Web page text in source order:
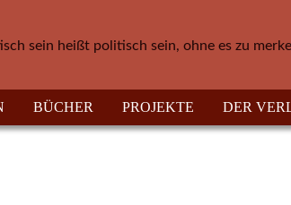
sein heißt politisch sein, ohne es zu
BÜCHER PROJEKTE DER